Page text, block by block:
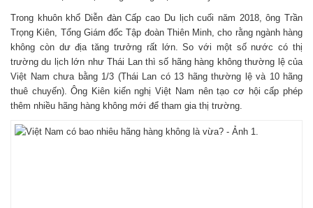
Trong khuôn khổ Diễn đàn Cấp cao Du lịch cuối năm 2018, ông Trần
Trọng Kiên, Tổng Giám đốc Tập đoàn Thiên Minh, cho rằng ngành hàng
không còn dư địa tăng trưởng rất lớn. So với một số nước có thị
trường du lịch lớn như Thái Lan thì số hãng hàng không thường lệ của
Việt Nam chưa bằng 1/3 (Thái Lan có 13 hãng thường lệ và 10 hãng
thuê chuyến). Ông Kiên kiến nghị Việt Nam nên tạo cơ hội cấp phép
thêm nhiều hãng hàng không mới để tham gia thị trường.